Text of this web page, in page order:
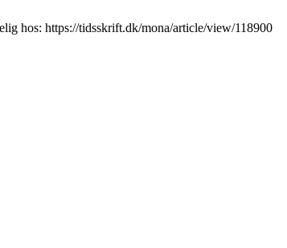
hos: https://tidsskrift.dk/mona/article/view/118900